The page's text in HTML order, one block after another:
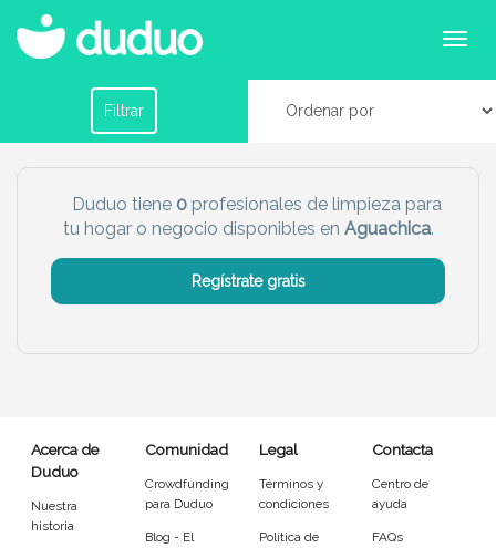
negocio en Aguachica
Filtrar
Filtrar por horario
Chico Chica
Más servicio del dudú
Limpieza Manitas
Entrenador Asistente
Duduo tiene 0profesionales de limpieza para
tu hogar o negocio disponibles en Aguachica.
Regístrate gratis
Acerca de
Duduo
Nuestra
historia
Comunidad
Crowdfunding
para Duduo
Blog - El
Legal
Términos y
condiciones
Política de
Contacta
Centro de
ayuda
FAQs